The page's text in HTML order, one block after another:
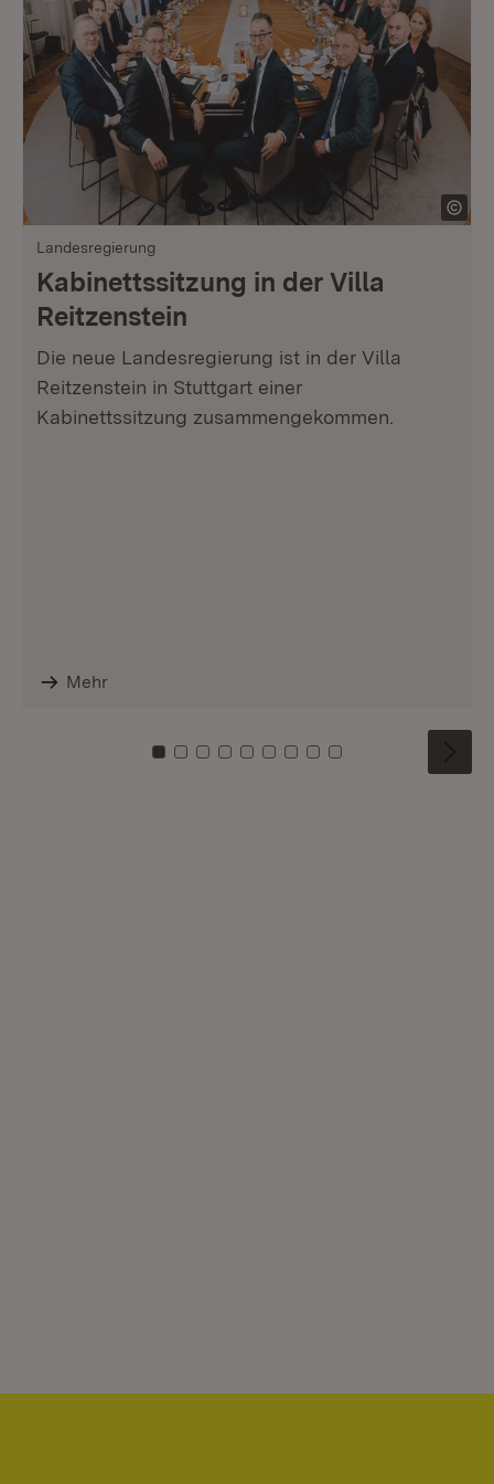
Landesregierung
Kabinettssitzung in der Villa
Reitzenstein
Die neue Landesregierung ist in der Villa
Reitzenstein in Stuttgart einer
Kabinettssitzung zusammengekommen.
Mehr
Zu Kachel: 0
Zu Kachel: 1
Zu Kachel: 2
Zu Kachel: 3
Zu Kachel: 4
Zu Kachel: 5
Zu Kachel: 6
Zu Kachel: 7
Zu Kachel: 8